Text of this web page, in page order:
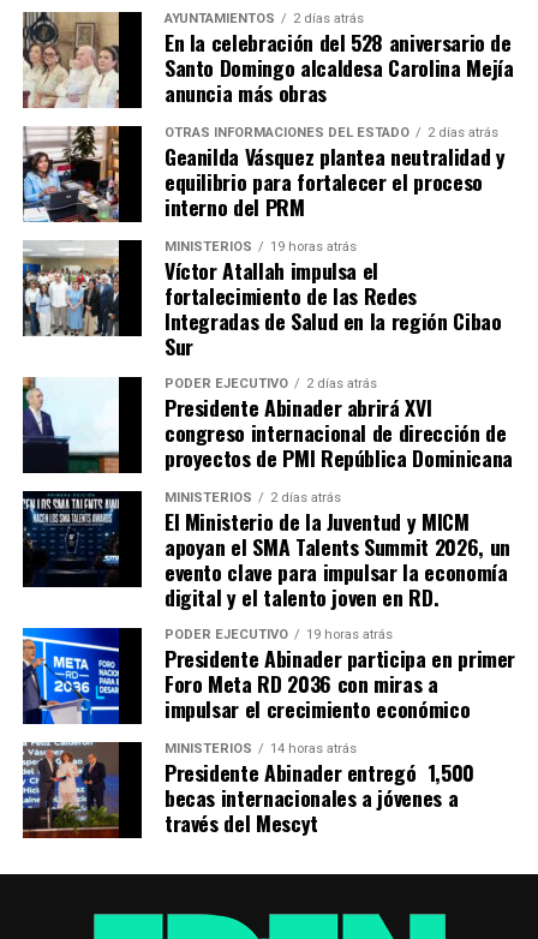
AYUNTAMIENTOS 2 días atrás
En la celebración del 528 aniversario de
Santo Domingo alcaldesa Carolina Mejía
anuncia más obras
OTRAS INFORMACIONES DEL ESTADO 2 días atrás
Geanilda Vásquez plantea neutralidad y
equilibrio para fortalecer el proceso
interno del PRM
MINISTERIOS 19 horas atrás
Víctor Atallah impulsa el
fortalecimiento de las Redes
Integradas de Salud en la región Cibao
Sur
PODER EJECUTIVO 2 días atrás
Presidente Abinader abrirá XVI
congreso internacional de dirección de
proyectos de PMI República Dominicana
MINISTERIOS 2 días atrás
El Ministerio de la Juventud y MICM
apoyan el SMA Talents Summit 2026, un
evento clave para impulsar la economía
digital y el talento joven en RD.
PODER EJECUTIVO 19 horas atrás
Presidente Abinader participa en primer
Foro Meta RD 2036 con miras a
impulsar el crecimiento económico
MINISTERIOS 14 horas atrás
Presidente Abinader entregó 1,500
becas internacionales a jóvenes a
través del Mescyt